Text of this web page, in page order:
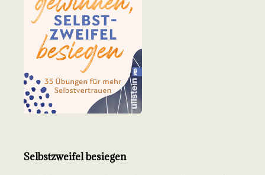
Selbstzweifel besiegen